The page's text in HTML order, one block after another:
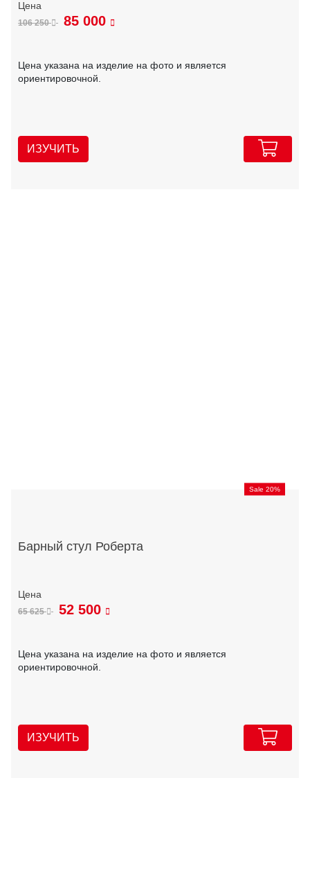
106 250 85 000
Цена указана на изделие на фото и является
ориентировочной.
ИЗУЧИТЬ
Sale 20%
Барный стул Роберта
65 625 52 500
Цена указана на изделие на фото и является
ориентировочной.
ИЗУЧИТЬ